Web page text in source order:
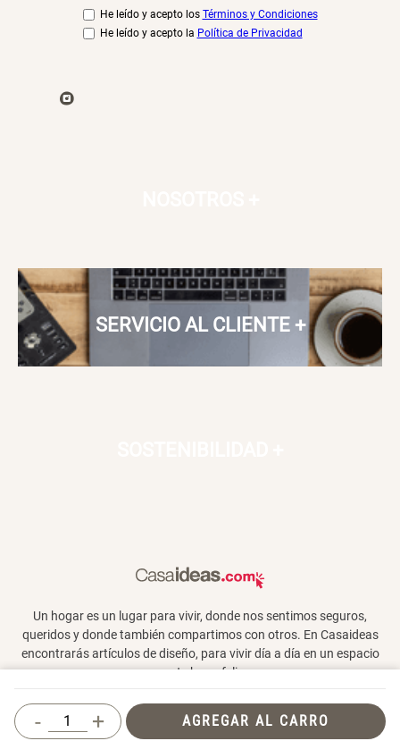
+
- AGREGAR AL CARRO
He leído y acepto los Términos y Condiciones
He leído y acepto la Política de Privacidad
SERVICIO AL CLIENTE+
Un hogar es un lugar para vivir, donde nos sentimos seguros,
queridos y donde también compartimos con otros. En Casaideas
encontrarás artículos de diseño, para vivir día a día en un espacio
que te haga feliz.